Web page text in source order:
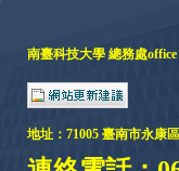
南臺科技大學 總務處
地址： 71005 臺南市永康